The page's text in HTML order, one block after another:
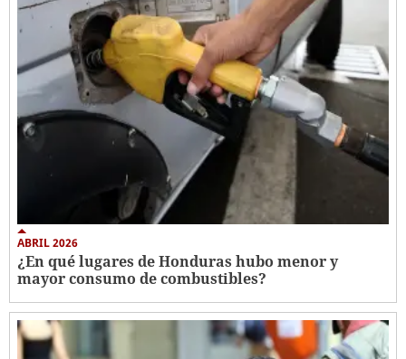
ABRIL 2026
¿En qué lugares de Honduras hubo menor y
mayor consumo de combustibles?